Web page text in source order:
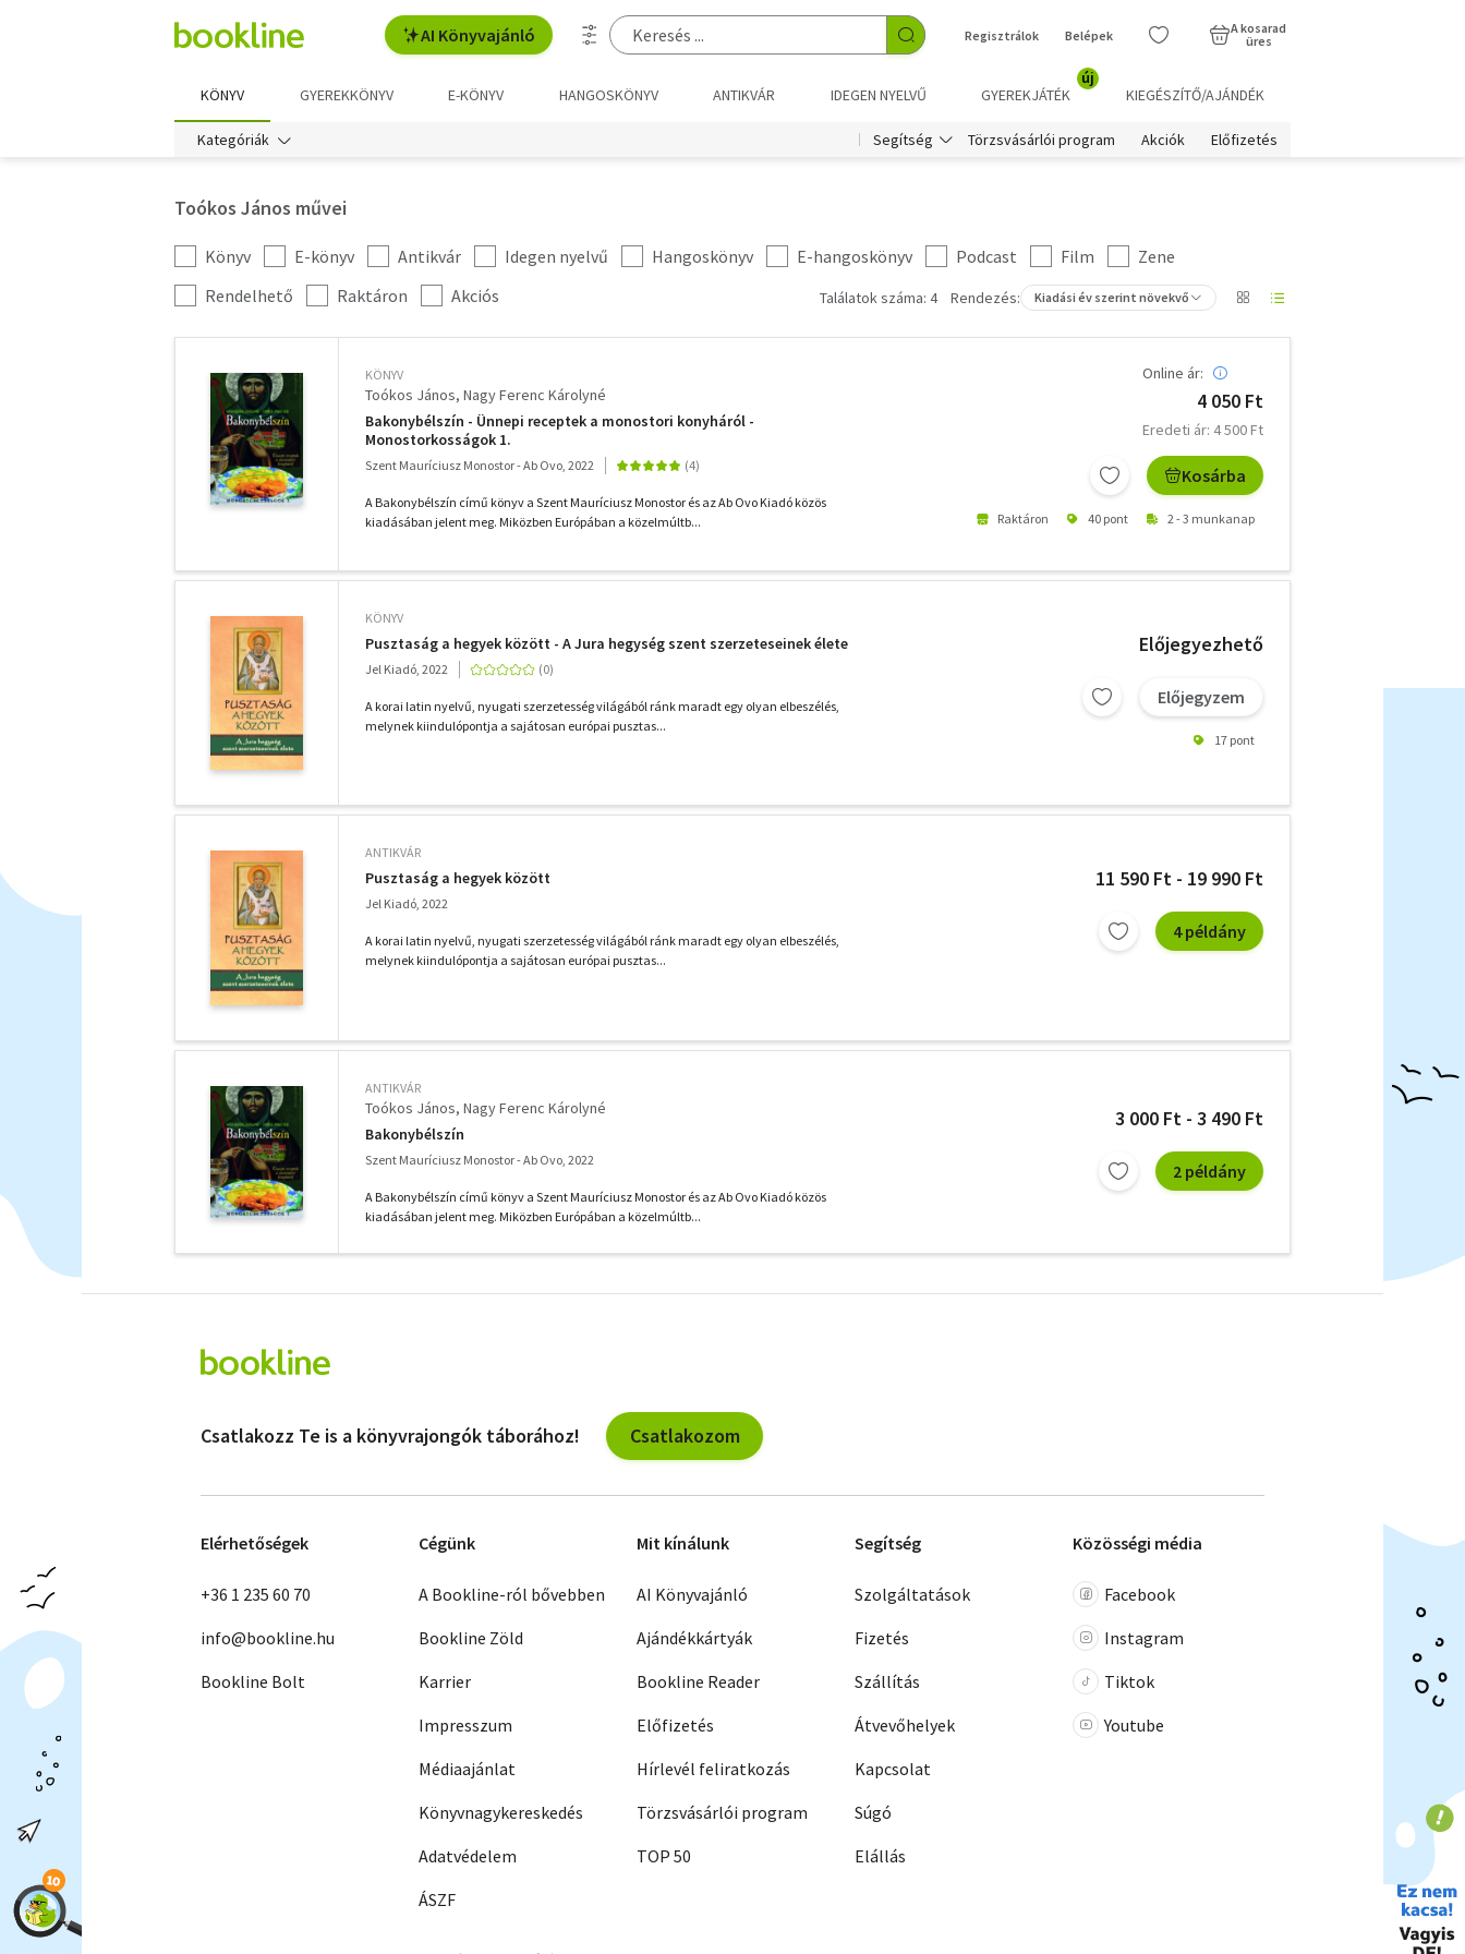
AI Könyvajánló Regisztrálok Belépek
A kosarad
üres
KÖNYV GYEREKKÖNYV E-KÖNYV HANGOSKÖNYV ANTIKVÁR IDEGEN NYELVŰ GYEREKJÁTÉK
új
KIEGÉSZÍTŐ/AJÁNDÉK
Kategóriák Segítség Törzsvásárlói program Akciók Előfizetés
Toókos János művei
Kategória
szűrés
Könyv E-könyv Antikvár Idegen nyelvű Hangoskönyv E-hangoskönyv Podcast Film
Zene
További
szűrők
Rendelhető Raktáron Akciós Találatok száma: 4 Rendezés: Kiadási év szerint növekvő
KÖNYV
Toókos János Nagy Ferenc Károlyné
Bakonybélszín - Ünnepi receptek a monostori konyháról -
Monostorkosságok 1.
Szent Mauríciusz Monostor - Ab Ovo, 2022
A Bakonybélszín című könyv a Szent Mauríciusz Monostor és az Ab Ovo Kiadó közös
kiadásában jelent meg. Miközben Európában a közelmúltb...
Online ár:
4 050 Ft
Eredeti ár: 4 500 Ft
Kosárba
Raktáron 40 pont 2 - 3 munkanap
KÖNYV
Pusztaság a hegyek között - A Jura hegység szent szerzeteseinek élete
Jel Kiadó, 2022
A korai latin nyelvű, nyugati szerzetesség világából ránk maradt egy olyan elbeszélés,
melynek kiindulópontja a sajátosan európai pusztas...
Előjegyezhető
Előjegyzem
17 pont
ANTIKVÁR
Pusztaság a hegyek között
Jel Kiadó, 2022
A korai latin nyelvű, nyugati szerzetesség világából ránk maradt egy olyan elbeszélés,
melynek kiindulópontja a sajátosan európai pusztas...
11 590 Ft - 19 990 Ft
4 példány
ANTIKVÁR
Toókos János Nagy Ferenc Károlyné
Bakonybélszín
Szent Mauríciusz Monostor - Ab Ovo, 2022
A Bakonybélszín című könyv a Szent Mauríciusz Monostor és az Ab Ovo Kiadó közös
kiadásában jelent meg. Miközben Európában a közelmúltb...
3 000 Ft - 3 490 Ft
2 példány
szűrők
Csatlakozz Te is a könyvrajongók táborához! Csatlakozom
Elérhetőségek
+36 1 235 60 70
info@bookline.hu
Bookline Bolt
Cégünk
A Bookline-ról bővebben
Bookline Zöld
Karrier
Impresszum
Médiaajánlat
Könyvnagykereskedés
Adatvédelem
ÁSZF
Mit kínálunk
AI Könyvajánló
Ajándékkártyák
Bookline Reader
Előfizetés
Hírlevél feliratkozás
Törzsvásárlói program
TOP 50
Segítség
Szolgáltatások
Fizetés
Szállítás
Átvevőhelyek
Kapcsolat
Súgó
Elállás
Közösségi média
Facebook
Instagram
Tiktok
Youtube